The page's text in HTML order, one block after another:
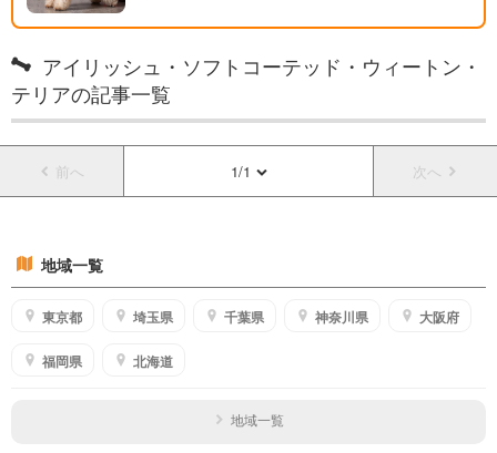
アイリッシュ・ソフトコーテッド・ウィートン・
テリアの記事一覧
前へ 1/1 次へ
地域一覧
東京都 埼玉県 千葉県 神奈川県 大阪府
福岡県 北海道
地域一覧